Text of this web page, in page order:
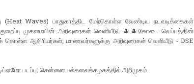
(Heat Waves) பாதுகாத்திட மேற்கொள்ள வேண்டிய நடவடிக்கைகள்
குறைப்பு முகமையின் அறிவுரைகள் வெளியீடு. 🎩🎩கோடை வெப்பத்தின்
கொள்ள ஆசிரியர்கள், மாணவர்களுக்கு அறிவுரைகள் வெளியீடு - DSE
படப்பு: சென்னை பல்கலைக்கழகத்தில் அறிமுகம்